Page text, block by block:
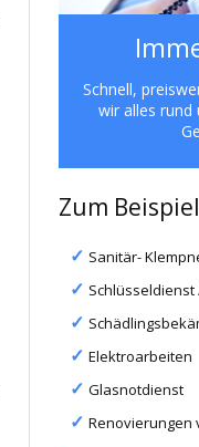
Schnell,
wir alles rund
Zum
Sanitär-
Elektroarbeiten
Glasnotdienst
Renovierungen